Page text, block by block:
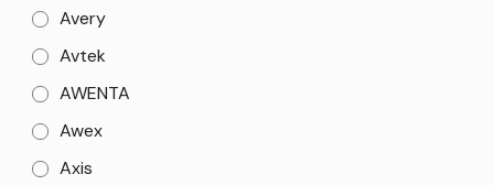
Avery
Avtek
AWENTA
Awex
Axis